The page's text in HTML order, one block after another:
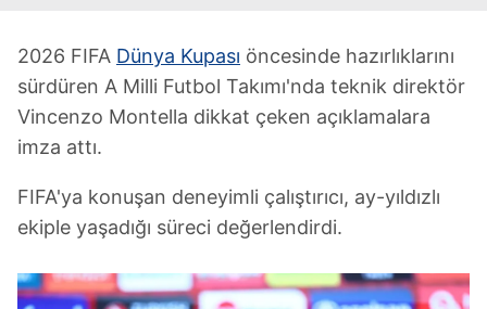
2026 FIFA Dünya Kupası öncesinde hazırlıklarını
sürdüren A Milli Futbol Takımı'nda teknik direktör
Vincenzo Montella dikkat çeken açıklamalara
imza attı.
FIFA'ya konuşan deneyimli çalıştırıcı, ay-yıldızlı
ekiple yaşadığı süreci değerlendirdi.